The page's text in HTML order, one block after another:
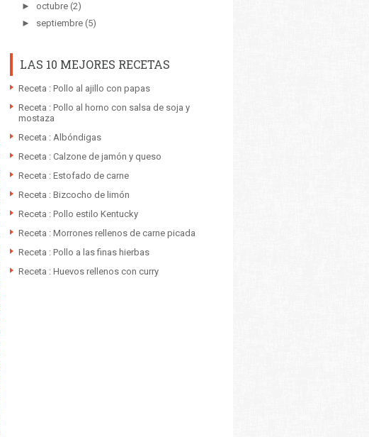
► octubre (2)
► septiembre (5)
LAS 10 MEJORES RECETAS
Receta : Pollo al ajillo con papas
Receta : Pollo al horno con salsa de soja y
mostaza
Receta : Albóndigas
Receta : Calzone de jamón y queso
Receta : Estofado de carne
Receta : Bizcocho de limón
Receta : Pollo estilo Kentucky
Receta : Morrones rellenos de carne picada
Receta : Pollo a las finas hierbas
Receta : Huevos rellenos con curry